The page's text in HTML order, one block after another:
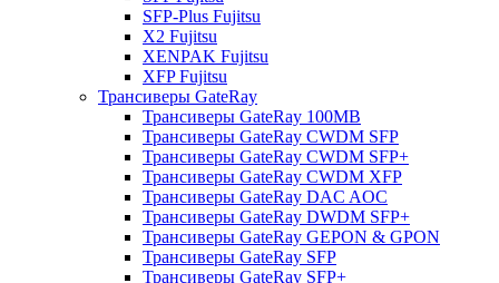
SFP-Plus Fujitsu
X2 Fujitsu
XENPAK Fujitsu
XFP Fujitsu
Трансиверы GateRay
Трансиверы GateRay 100MB
Трансиверы GateRay CWDM SFP
Трансиверы GateRay CWDM SFP+
Трансиверы GateRay CWDM XFP
Трансиверы GateRay DAC AOC
Трансиверы GateRay DWDM SFP+
Трансиверы GateRay GEPON & GPON
Трансиверы GateRay SFP
Трансиверы GateRay SFP+